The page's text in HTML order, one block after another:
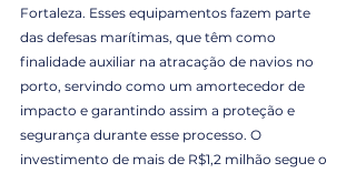
Fortaleza. Esses equipamentos fazem parte
das defesas marítimas, que têm como
finalidade auxiliar na atracação de navios no
porto, servindo como um amortecedor de
impacto e garantindo assim a proteção e
segurança durante esse processo. O
investimento de mais de R$1,2 milhão segue o